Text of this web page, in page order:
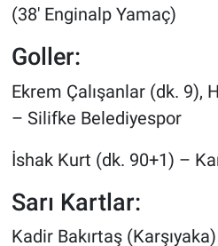
(38' Enginalp Yamaç)
Goller:
Ekrem Çalışanlar (dk. 9),
– Silifke Belediyespor
İshak Kurt (dk. 90+1) –
Sarı Kartlar:
Kadir Bakırtaş (Karşıyaka)